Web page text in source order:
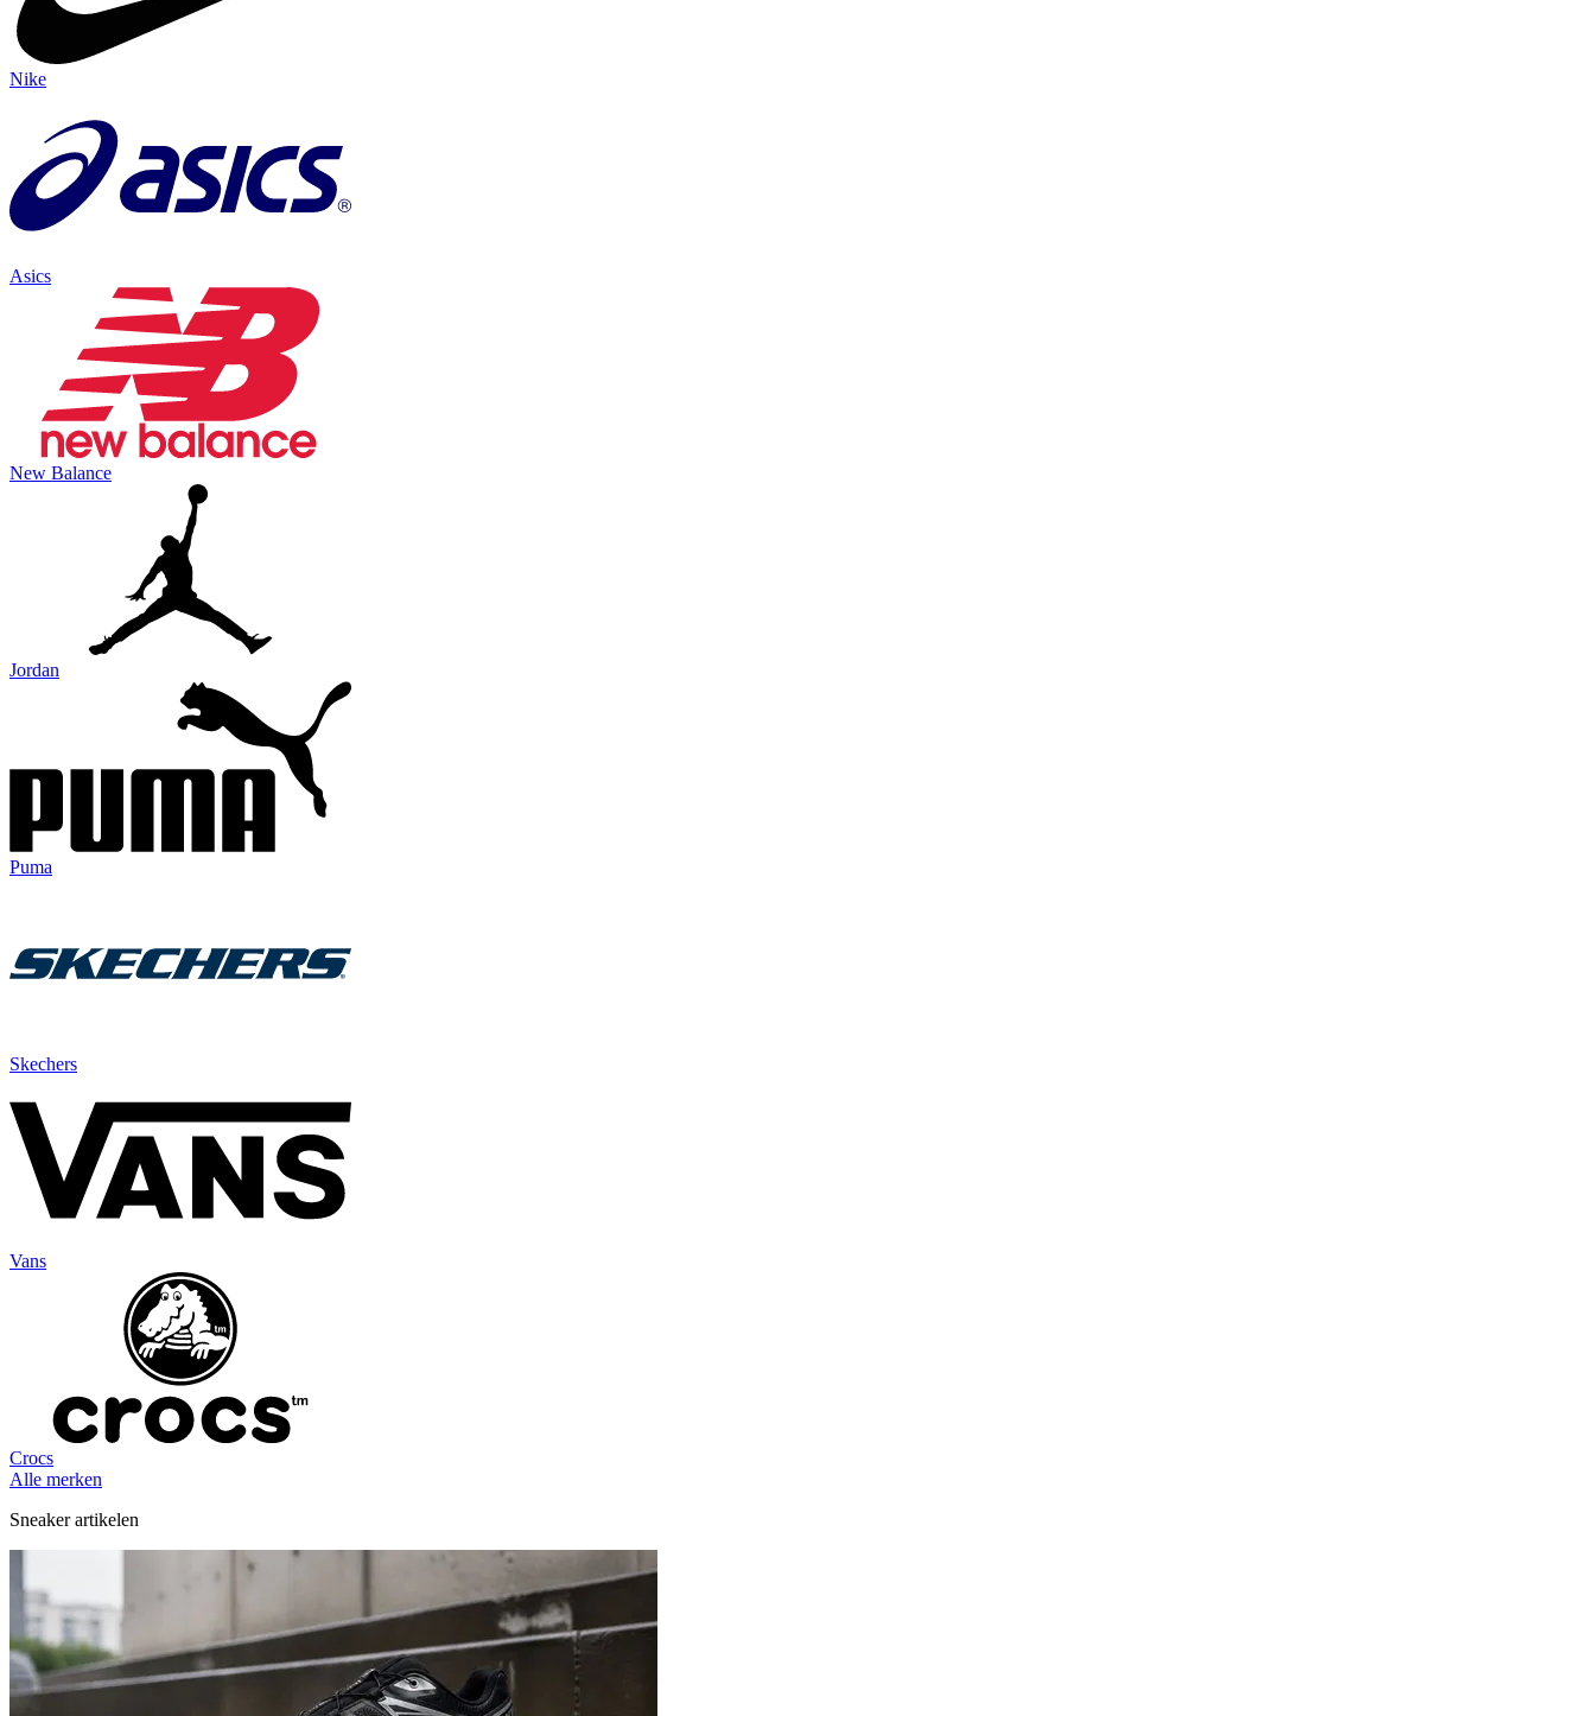
Nike
Asics
New Balance
Jordan
Puma
Skechers
Vans
Crocs
Alle merken
Sneaker artikelen